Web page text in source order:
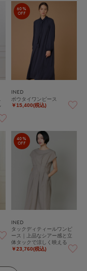
60%
OFF
INED
ボウタイワンピース
￥15,400(税込)
40%
OFF
INED
タックディティールワンピ
ース｜上品なシアー感と立
体タックで涼しく映える
￥23,760(税込)